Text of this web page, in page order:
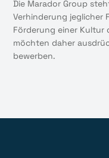
Die Marador Group
Verhinderung jeglicher
Förderung einer Kultur
möchten daher
bewerben.